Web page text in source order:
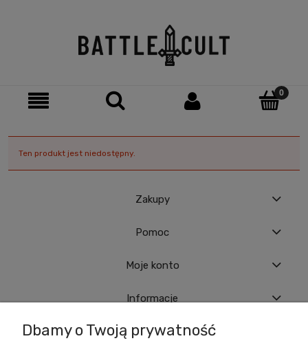
Ten produkt jest niedostępny.
Zakupy
Pomoc
Moje konto
Informacje
Dbamy o Twoją prywatność